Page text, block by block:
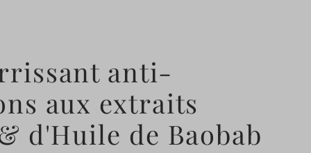
anti-
aux extraits
d'Huile de Baobab